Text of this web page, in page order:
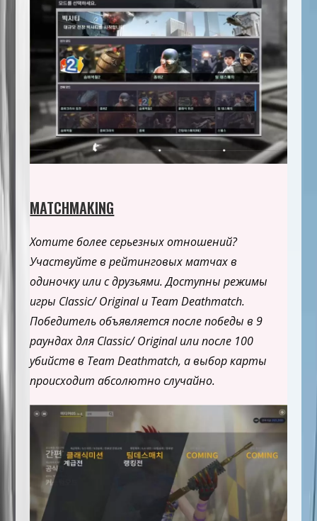
MATCHMAKING
Хотите более серьезных отношений?
Участвуйте в рейтинговых матчах в
одиночку или с друзьями. Доступны режимы
игры Classic/ Original и Team Deathmatch.
Победитель объявляется после победы в 9
раундах для Classic/ Original или после 100
убийств в Team Deathmatch, а выбор карты
происходит абсолютно случайно.